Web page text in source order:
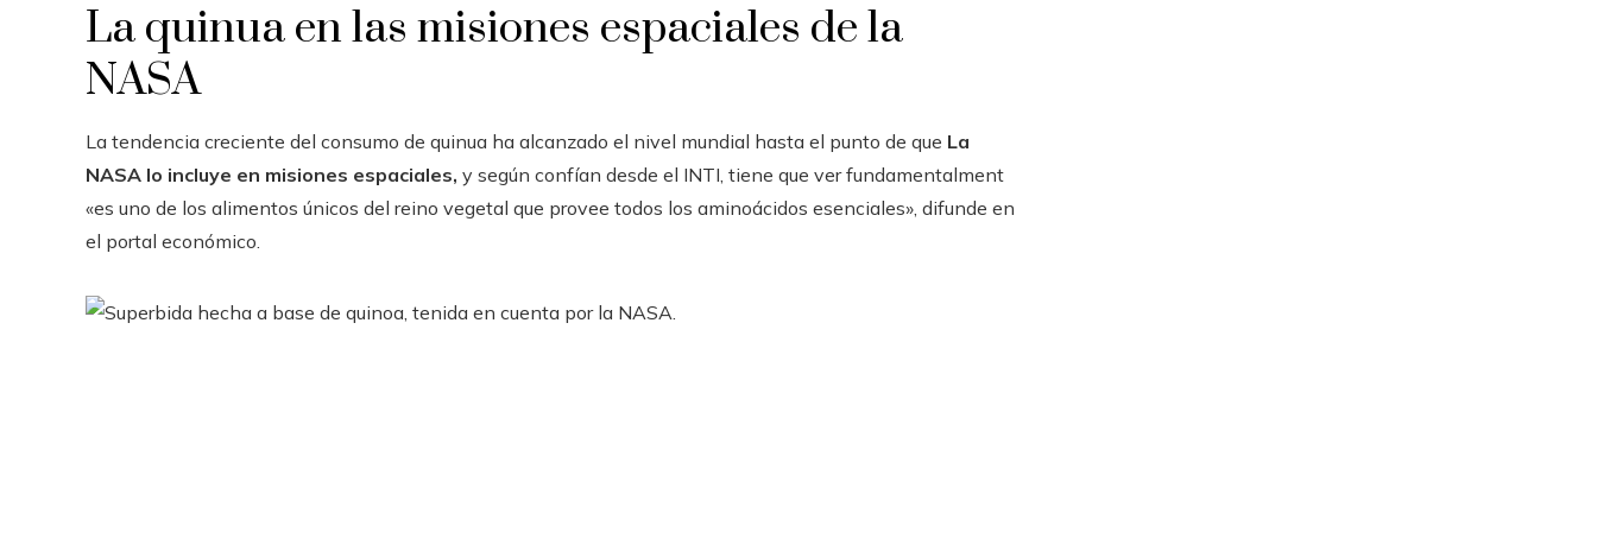
La quinua en las misiones espaciales de la
NASA
La tendencia creciente del consumo de quinua ha alcanzado el nivel mundial hasta el punto de que La
NASA lo incluye en misiones espaciales, y según confían desde el INTI, tiene que ver fundamentalment
«es uno de los alimentos únicos del reino vegetal que provee todos los aminoácidos esenciales», difunde en
el portal económico.